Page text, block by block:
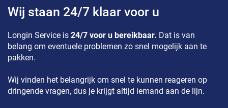
Wij staan 24/7 klaar voor u
Longin Service is 24/7 voor u bereikbaar. Dat is van
belang om eventuele problemen zo snel mogelijk aan te
pakken.
Wij vinden het belangrijk om snel te kunnen reageren op
dringende vragen, dus je krijgt altijd iemand aan de lijn.